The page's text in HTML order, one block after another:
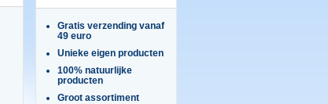
Gratis verzending vanaf
49 euro
Unieke eigen producten
100% natuurlijke
producten
Groot assortiment